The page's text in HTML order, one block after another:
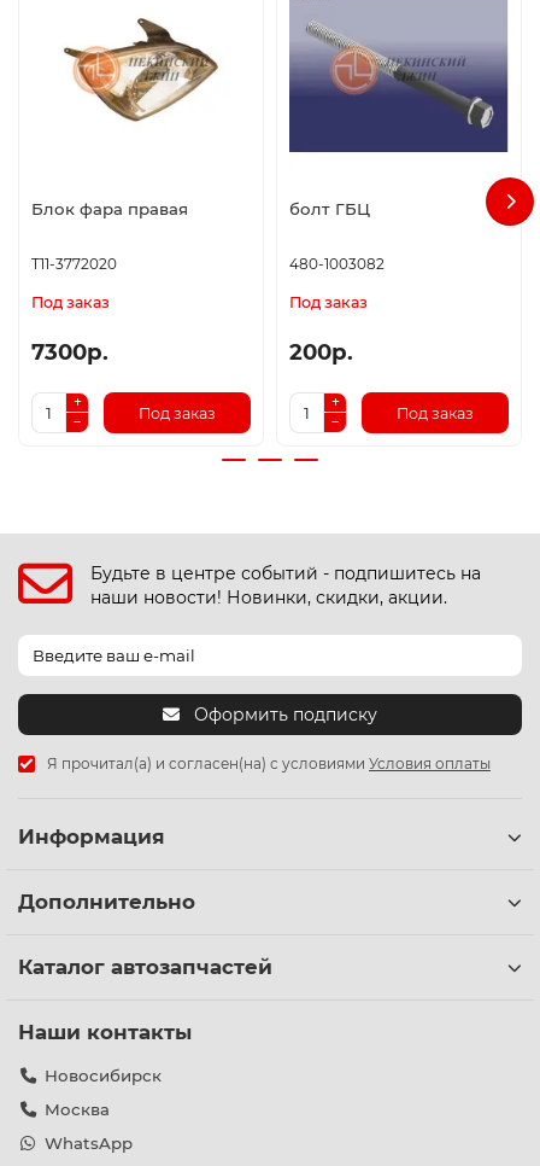
Блок фара правая
T11-3772020
Под заказ
7300р.
Под заказ
болт ГБЦ
480-1003082
Под заказ
200р.
Под заказ
Будьте в центре событий - подпишитесь на
наши новости! Новинки, скидки, акции.
Оформить подписку
Я прочитал(а) и согласен(на) с условиями Условия оплаты
Информация
Дополнительно
Каталог автозапчастей
Наши контакты
Новосибирск
Москва
WhatsApp